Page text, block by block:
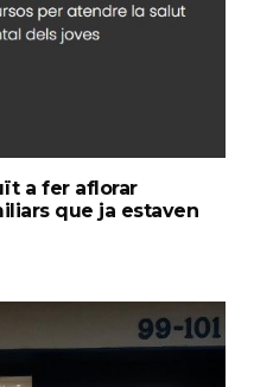
a fer aflorar
que ja estaven